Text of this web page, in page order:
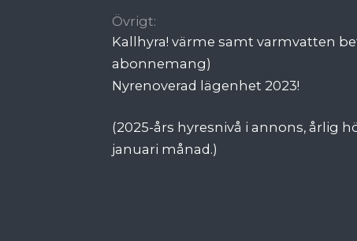
Övrigt:
Kallhyra! värme samt varmvatten
abonnemang)
Nyrenoverad lägenhet 2023!
(2025-års hyresnivå i annons, årlig
januari månad.)